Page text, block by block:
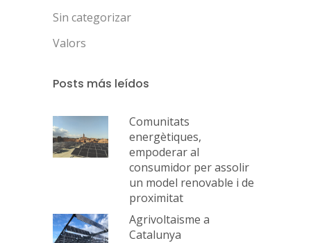
Sin categorizar
Valors
Posts más leídos
Comunitats
energètiques,
empoderar al
consumidor per assolir
un model renovable i de
proximitat
Agrivoltaisme a
Catalunya